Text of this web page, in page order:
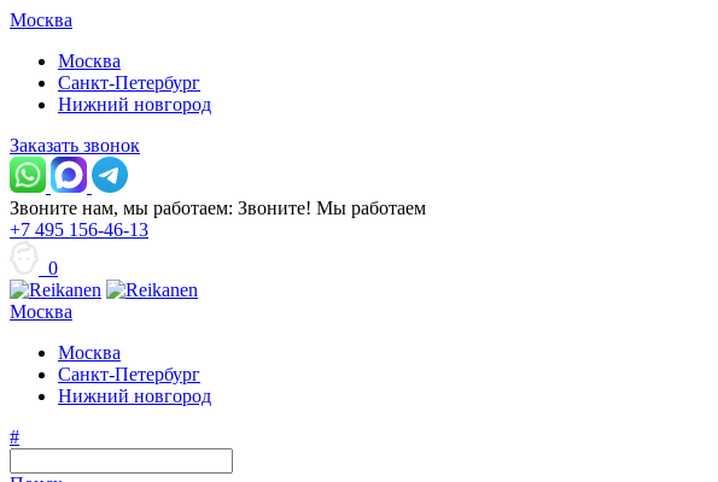
Москва
Москва
Санкт-Петербург
Нижний новгород
Заказать звонок
Звоните нам, мы работаем: Звоните! Мы работаем
+7 495 156-46-13
0
Москва
Москва
Санкт-Петербург
Нижний новгород
#